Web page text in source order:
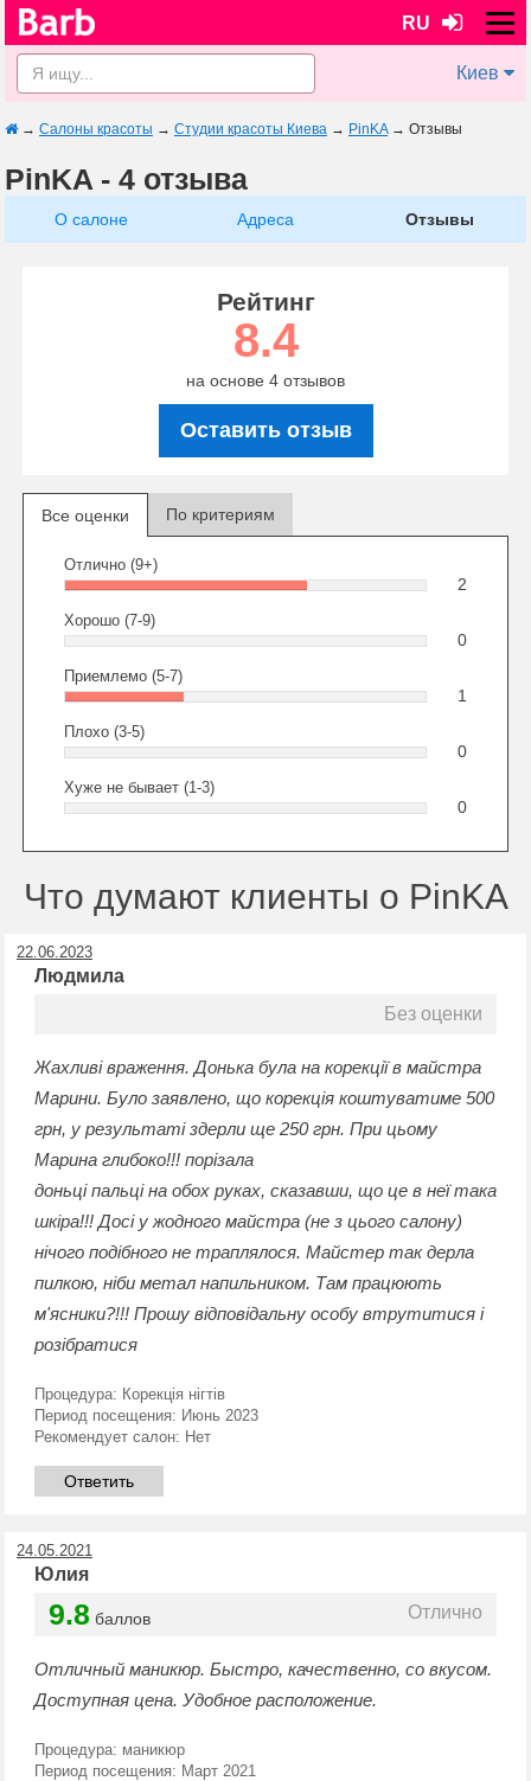
RU
Киев
→ Салоны красоты → Студии красоты Киева → PinKA → Отзывы
PinKA - 4 отзыва
О салоне Адреса Отзывы
Рейтинг
8.4
на основе 4 отзывов
Оставить отзыв
Все оценки По критериям
Отлично (9+)
2
Хорошо (7-9)
0
Приемлемо (5-7)
1
Плохо (3-5)
0
Хуже не бывает (1-3)
0
Что думают клиенты о PinKA
22.06.2023
Людмила
Без оценки
Жахливі враження. Донька була на корекції в майстра
Марини. Було заявлено, що корекція коштуватиме 500
грн, у результаті здерли ще 250 грн. При цьому
Марина глибоко!!! порізала
доньці пальці на обох руках, сказавши, що це в неї така
шкіра!!! Досі у жодного майстра (не з цього салону)
нічого подібного не траплялося. Майстер так дерла
пилкою, ніби метал напильником. Там працюють
м'ясники?!!! Прошу відповідальну особу втрутитися і
розібратися
Процедура: Корекція нігтів
Период посещения: Июнь 2023
Рекомендует салон: Нет
Ответить
24.05.2021
Юлия
9.8 баллов Отлично
Отличный маникюр. Быстро, качественно, со вкусом.
Доступная цена. Удобное расположение.
Процедура: маникюр
Период посещения: Март 2021